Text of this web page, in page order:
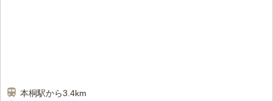
本桐駅から3.4km